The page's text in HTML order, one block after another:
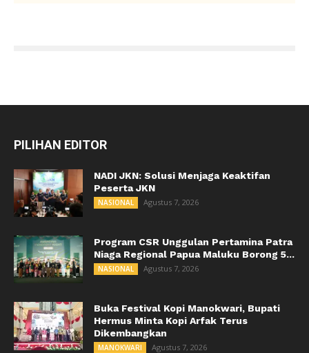
PILIHAN EDITOR
NADI JKN: Solusi Menjaga Keaktifan
Peserta JKN
NASIONAL Agustus 7, 2026
Program CSR Unggulan Pertamina Patra
Niaga Regional Papua Maluku Borong 5...
NASIONAL Agustus 7, 2026
Buka Festival Kopi Manokwari, Bupati
Hermus Minta Kopi Arfak Terus
Dikembangkan
MANOKWARI Agustus 7, 2026